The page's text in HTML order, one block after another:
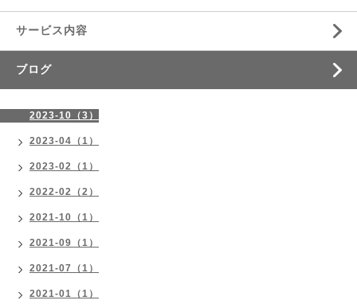
サービス内容
ブログ
2023-10（3）
2023-04（1）
2023-02（1）
2022-02（2）
2021-10（1）
2021-09（1）
2021-07（1）
2021-01（1）